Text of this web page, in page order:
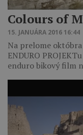
Colours of
15. JANUÁRA 2016 16:44
Na prelome
ENDURO
enduro bikový film